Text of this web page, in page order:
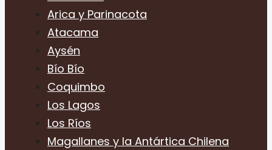
Arica y Parinacota
Atacama
Aysén
Bío Bío
Coquimbo
Los Lagos
Los Ríos
Magallanes y la Antártica Chilena